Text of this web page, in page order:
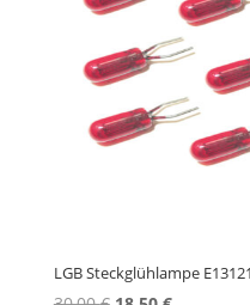
LGB Steckglühlampe